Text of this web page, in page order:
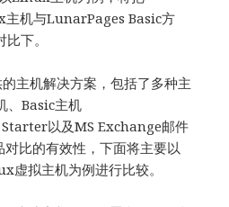
机与LunarPages Basic方
下。
主机解决方案，包括了多种主
、Basic主机
以及MS Exchange邮件
比的有效性，下面将主要以
拟主机为例进行比较。